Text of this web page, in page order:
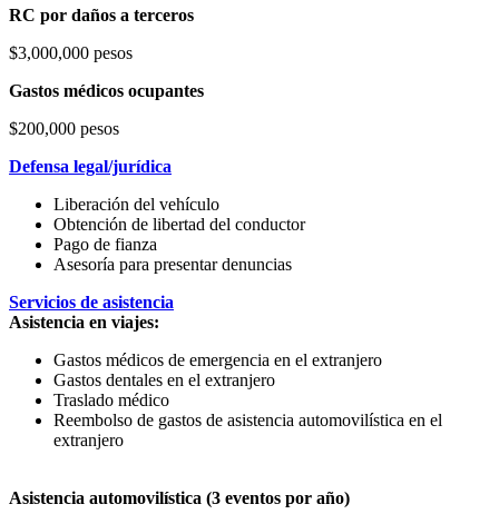
RC por daños a terceros
$3,000,000 pesos
Gastos médicos ocupantes
$200,000 pesos
Defensa legal/jurídica
Liberación del vehículo
Obtención de libertad del conductor
Pago de fianza
Asesoría para presentar denuncias
Servicios de asistencia
Asistencia en viajes:
Gastos médicos de emergencia en el extranjero
Gastos dentales en el extranjero
Traslado médico
Reembolso de gastos de asistencia automovilística en el
extranjero
Asistencia automovilística (3 eventos por año)